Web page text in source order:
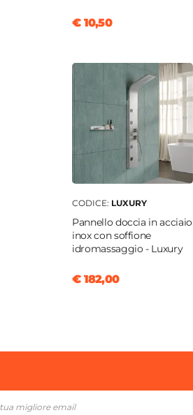
€ 10,50
CODICE: LUXURY
Pannello doccia in acciaio
inox con soffione
idromassaggio - Luxury
€ 182,00